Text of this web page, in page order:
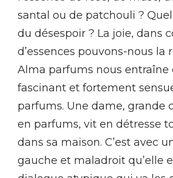
santal ou de patchouli ?
du désespoir ? La joie, dans
d’essences pouvons-nous la
Alma parfums nous entraîne
fascinant et fortement
parfums. Une dame, grande
en parfums, vit en détresse
dans sa maison. C’est avec
gauche et maladroit qu’elle